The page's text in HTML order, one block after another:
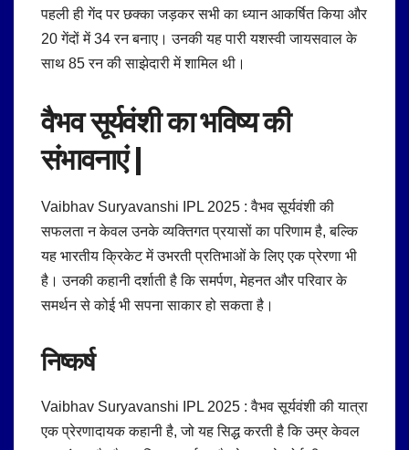
पहली ही गेंद पर छक्का जड़कर सभी का ध्यान आकर्षित किया और
20 गेंदों में 34 रन बनाए। उनकी यह पारी यशस्वी जायसवाल के
साथ 85 रन की साझेदारी में शामिल थी।
वैभव सूर्यवंशी काभविष्य की
संभावनाएं |
Vaibhav Suryavanshi IPL 2025 : वैभव सूर्यवंशी की
सफलता न केवल उनके व्यक्तिगत प्रयासों का परिणाम है, बल्कि
यह भारतीय क्रिकेट में उभरती प्रतिभाओं के लिए एक प्रेरणा भी
है। उनकी कहानी दर्शाती है कि समर्पण, मेहनत और परिवार के
समर्थन से कोई भी सपना साकार हो सकता है।
निष्कर्ष
Vaibhav Suryavanshi IPL 2025 : वैभव सूर्यवंशी की यात्रा
एक प्रेरणादायक कहानी है, जो यह सिद्ध करती है कि उम्र केवल